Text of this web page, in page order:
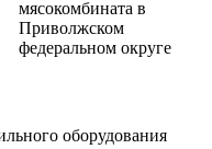
оборудования